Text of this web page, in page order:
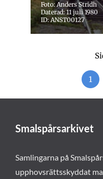
Foto: Anders Stridh
Daterad: 11 juli 1980
ID: ANST00127
1
Smalspårsarkivet
Samlingarna på
upphovsrättsskyddat